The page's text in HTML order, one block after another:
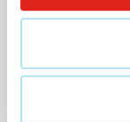
001166134002046